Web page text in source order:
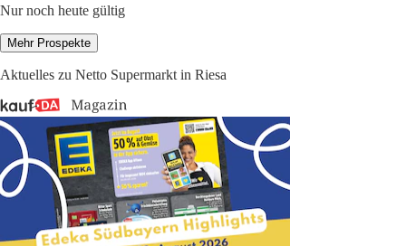
Nur noch heute gültig
Mehr Prospekte
Aktuelles zu Netto Supermarkt in Riesa